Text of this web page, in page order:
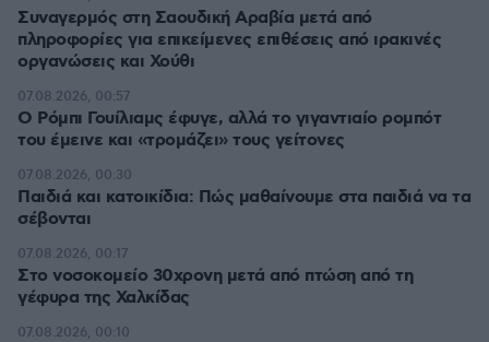
Συναγερμός στη Σαουδική Αραβία μετά από
πληροφορίες για επικείμενες επιθέσεις από ιρακινές
οργανώσεις και Χούθι
Ο Ρόμπι Γουίλιαμς έφυγε, αλλά το γιγαντιαίο ρομπότ
του έμεινε και «τρομάζει» τους γείτονες
07.08.2026, 00:57
Παιδιά και κατοικίδια: Πώς μαθαίνουμε στα παιδιά να τα
σέβονται
07.08.2026, 00:30
Στο νοσοκομείο 30χρονη μετά από πτώση από τη
γέφυρα της Χαλκίδας
07.08.2026, 00:17
07.08.2026, 00:10